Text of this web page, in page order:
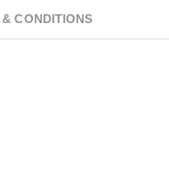
& CONDITIONS